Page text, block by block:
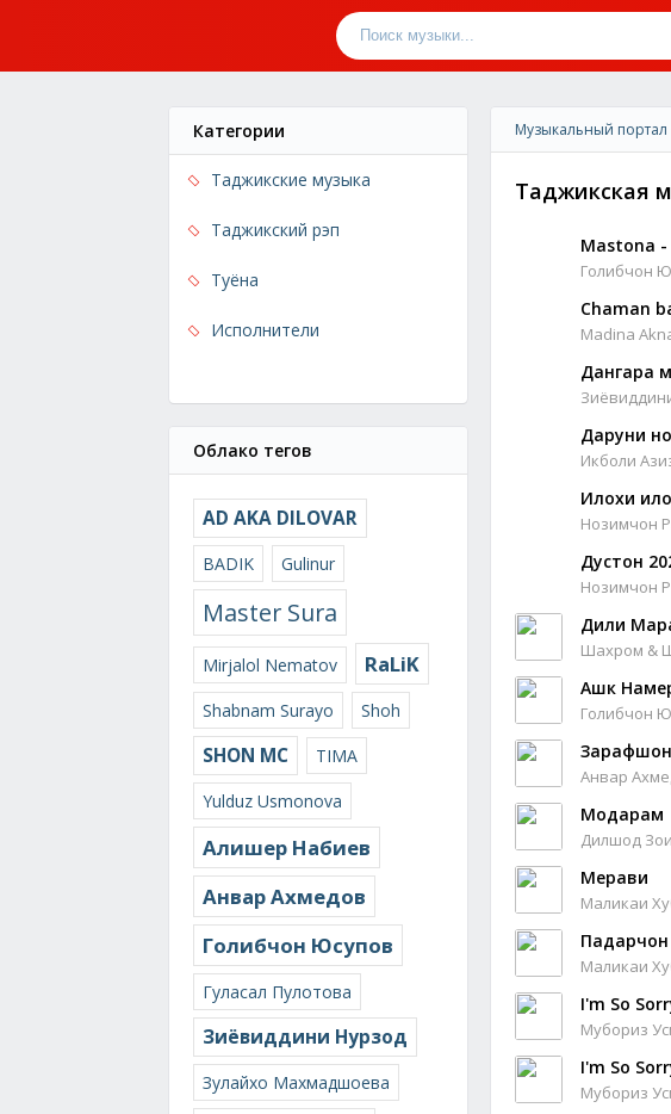
Категории
Таджикские музыка
Таджикский рэп
Туёна
Исполнители
Облако тегов
AD AKA DILOVAR
BADIK Gulinur
Master Sura
Mirjalol Nematov RaLiK
Shabnam Surayo Shoh
SHON MC
TIMA
Yulduz Usmonova
Алишер Набиев
Анвар Ахмедов
Голибчон Юсупов
Гуласал Пулотова
Зиёвиддини Нурзод
Зулайхо Махмадшоева
Музыкальный портал
Таджикская
Mastona -
Голибчон
Chaman
Madina
Дангара
Даруни
Икболи
Илохи
Нозимчон
Дустон
Нозимчон
Дили
Шахром &
Ашк
Голибчон
Анвар
Модарам
Дилшод
Мерави
Маликаи
Падарчон
Маликаи
I'm So
Мубориз
I'm So
Мубориз